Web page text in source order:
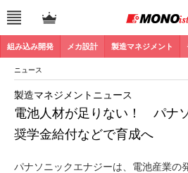
組み込み開発 メカ設計 製造マネジメント
ニュース
電池人材が足りない！ パナ
奨学金給付などで育成へ
製造マネジメントニュース
パナソニックエナジーは、電池産業の